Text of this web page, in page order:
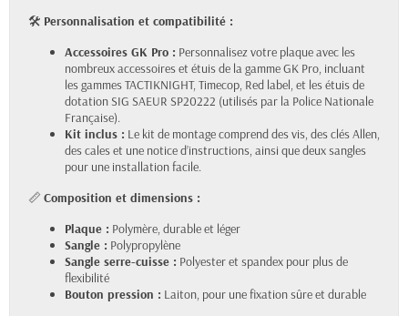
🛠️ Personnalisation et compatibilité :
Accessoires GK Pro : Personnalisez votre plaque avec les
nombreux accessoires et étuis de la gamme GK Pro, incluant
les gammes TACTIKNIGHT, Timecop, Red label, et les étuis de
dotation SIG SAEUR SP20222 (utilisés par la Police Nationale
Française).
Kit inclus : Le kit de montage comprend des vis, des clés Allen,
des cales et une notice d’instructions, ainsi que deux sangles
pour une installation facile.
📏 Composition et dimensions :
Plaque : Polymère, durable et léger
Sangle : Polypropylène
Sangle serre-cuisse : Polyester et spandex pour plus de
flexibilité
Bouton pression : Laiton, pour une fixation sûre et durable